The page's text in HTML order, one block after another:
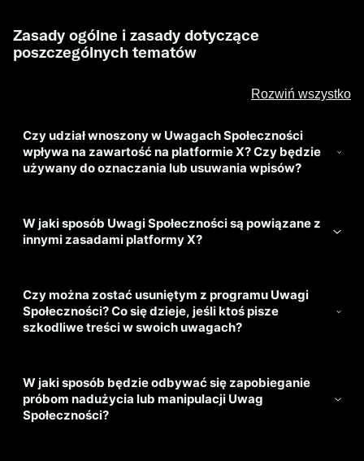
Zasady ogólne i zasady dotyczące
poszczególnych tematów
Rozwiń wszystko
Czy udział wnoszony w Uwagach Społeczności
wpływa na zawartość na platformie X? Czy będzie
używany do oznaczania lub usuwania wpisów?
W jaki sposób Uwagi Społeczności są powiązane z
innymi zasadami platformy X?
Czy można zostać usuniętym z programu Uwagi
Społeczności? Co się dzieje, jeśli ktoś pisze
szkodliwe treści w swoich uwagach?
W jaki sposób będzie odbywać się zapobieganie
próbom nadużycia lub manipulacji Uwag
Społeczności?